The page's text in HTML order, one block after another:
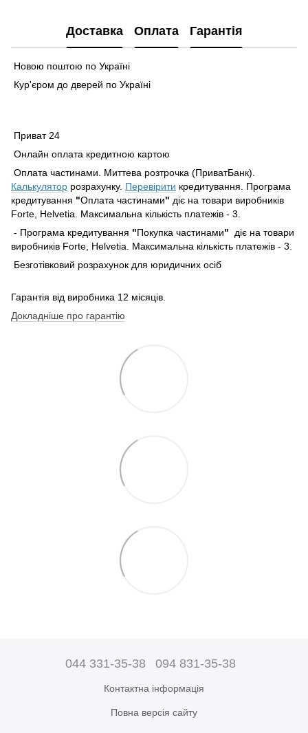
Доставка Оплата Гарантія
Новою поштою по Україні
Кур'єром до дверей по Україні
Приват 24
Онлайн оплата кредитною картою
Оплата частинами. Миттева розтрочка (ПриватБанк).
Калькулятор розрахунку. Перевірити кредитування. Програма
кредитування "Оплата частинами" діє на товари виробників
Forte, Helvetia. Максимальна кількість платежів - 3.
- Програма кредитування "Покупка частинами" діє на товари
виробників Forte, Helvetia. Максимальна кількість платежів - 3.
Безготівковий розрахунок для юридичних осіб
Гарантія від виробника 12 місяців.
Докладніше про гарантію
044 331-35-38 094 831-35-38
Контактна інформація
Повна версія сайту